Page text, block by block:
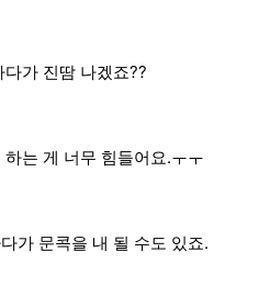
가 진땀 나겠죠??
는 게 너무 힘들어요.ㅜㅜ
가 문콕을 내 될 수도 있죠.